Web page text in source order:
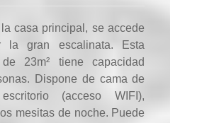
casa principal, se accede
gran escalinata. Esta
de 23m² tiene capacidad
Dispone de cama de
(acceso WIFI),
mesitas de noche. Puede